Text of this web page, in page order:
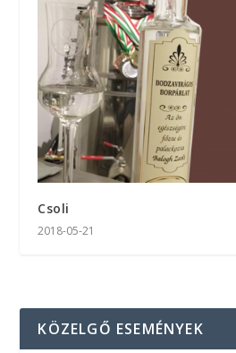
Csoli
2018-05-21
KÖZELGŐ ESEMÉNYEK